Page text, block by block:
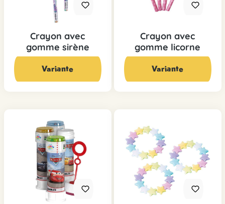
Crayon avec
gomme sirène
De1,95 CHF*
Variante
Crayon avec
gomme licorne
De1,95 CHF*
Variante